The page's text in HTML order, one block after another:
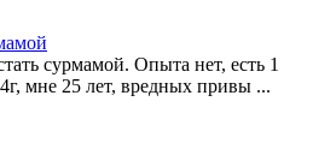
сурмамой. Опыта нет, есть 1
мне 25 лет, вредных привы ...